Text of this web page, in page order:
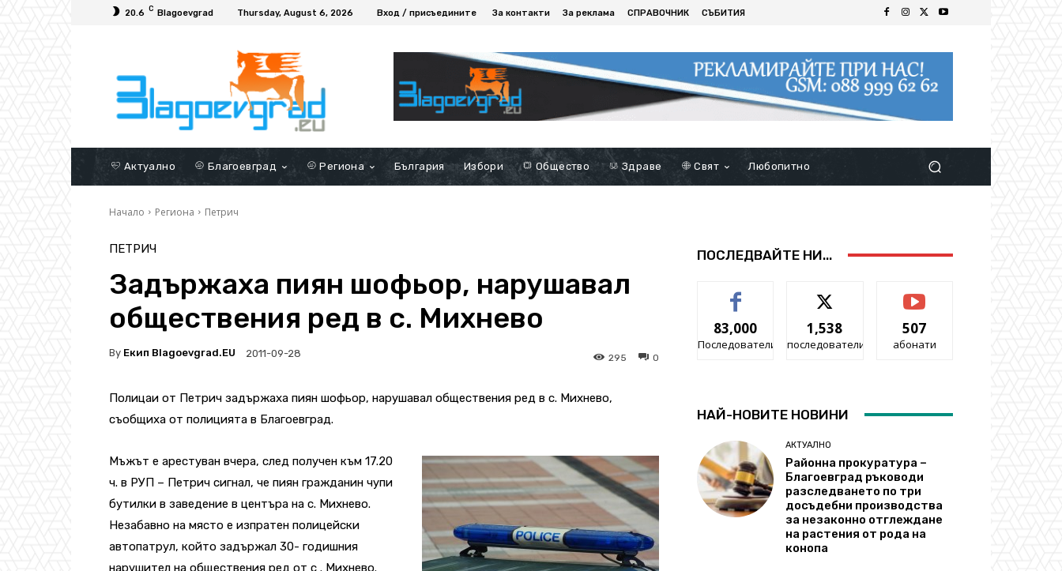
20.6 C Blagoevgrad Thursday, August 6, 2026 Вход / присъедините За контакти За реклама СПРАВОЧНИК СЪБИТИЯ
Актуално Благоевград Региона България Избори Общество Здраве Свят Любопитно
Начало Региона Петрич
ПЕТРИЧ
Задържаха пиян шофьор, нарушавал
обществения ред в с. Михнево
By Екип Blagoevgrad.EU 2011-09-28 0
295
Полицаи от Петрич задържаха пиян шофьор, нарушавал обществения ред в с. Михнево,
съобщиха от полицията в Благоевград.
Мъжът е арестуван вчера, след получен към 17.20
ч. в РУП – Петрич сигнал, че пиян гражданин чупи
бутилки в заведение в центъра на с. Михнево.
Незабавно на място е изпратен полицейски
автопатрул, който задържал 30- годишния
нарушител на обществения ред от с . Михнево.
ПОСЛЕДВАЙТЕ НИ...
83,000
Последователи
1,538
последователи
507
абонати
НАЙ-НОВИТЕ НОВИНИ
АКТУАЛНО
Районна прокуратура –
Благоевград ръководи
разследването по три
досъдебни производства
за незаконно отглеждане
на растения от рода на
конопа